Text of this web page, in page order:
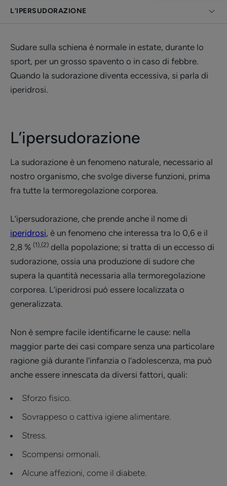
L’IPERSUDORAZIONE
Sudare sulla schiena è normale in estate, durante lo
sport, per un grosso spavento o in caso di febbre.
Quando la sudorazione diventa eccessiva, si parla di
iperidrosi.
L’ipersudorazione
La sudorazione è un fenomeno naturale, necessario al
nostro organismo, che svolge diverse funzioni, prima
fra tutte la termoregolazione corporea.
L’ipersudorazione, che prende anche il nome di
iperidrosi, è un fenomeno che interessa tra lo 0,6 e il
2,8 % (1),(2) della popolazione; si tratta di un eccesso di
sudorazione, ossia una produzione di sudore che
supera la quantità necessaria alla termoregolazione
corporea. L’iperidrosi può essere localizzata o
generalizzata.
Non è sempre facile identificarne le cause: nella
maggior parte dei casi compare senza una particolare
ragione già durante l’infanzia o l’adolescenza, ma può
anche essere innescata da diversi fattori, quali:
Sforzo fisico.
Sovrappeso o cattiva igiene alimentare.
Stress.
Scompensi ormonali.
Alcune affezioni, come il diabete.